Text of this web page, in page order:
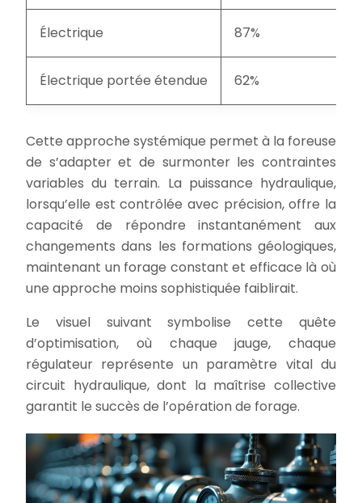
Électrique 87%
Électrique portée étendue 62%
Cette approche systémique permet à la foreuse
de s’adapter et de surmonter les contraintes
variables du terrain. La puissance hydraulique,
lorsqu’elle est contrôlée avec précision, offre la
capacité de répondre instantanément aux
changements dans les formations géologiques,
maintenant un forage constant et efficace là où
une approche moins sophistiquée faiblirait.
Le visuel suivant symbolise cette quête
d’optimisation, où chaque jauge, chaque
régulateur représente un paramètre vital du
circuit hydraulique, dont la maîtrise collective
garantit le succès de l’opération de forage.